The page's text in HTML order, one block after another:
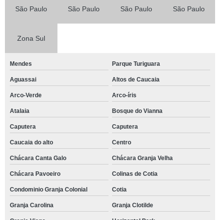
buffet para confraternização de empresas Parque Dom Henrique
buffet para festa de confraternização telefone Jardim Passargada I
buffet festa corporativa telefone Algarve
contato de buffet para confraternização Brooklin
buffet para confraternização telefone Vila Nova Conceição
buffet empresarial Moema
buffet para festa empresarial Higienópolis
buffet para confraternização de empresas contato Jardim Nova Cotia
São Paulo São Paulo São Paulo São Paulo
Zona Sul
Mendes Parque Turiguara
Aguassai Altos de Caucaia
Arco-Verde Arco-íris
Atalaia Bosque do Vianna
Caputera Caputera
Caucaia do alto Centro
Chácara Canta Galo Chácara Granja Velha
Chácara Pavoeiro Colinas de Cotia
Condominio Granja Colonial Cotia
Granja Carolina Granja Clotilde